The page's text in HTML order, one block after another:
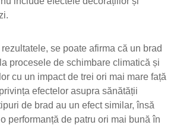
rezultatele, se poate afirma că un brad
procesele de schimbare climatică și
cu un impact de trei ori mai mare față
efectelor asupra sănătății
de brad au un efect similar, însă
performanță de patru ori mai bună în